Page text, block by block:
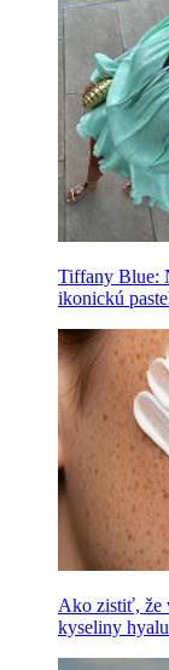
Tiffany Blue:
ikonickú
Ako zistiť, že
kyseliny